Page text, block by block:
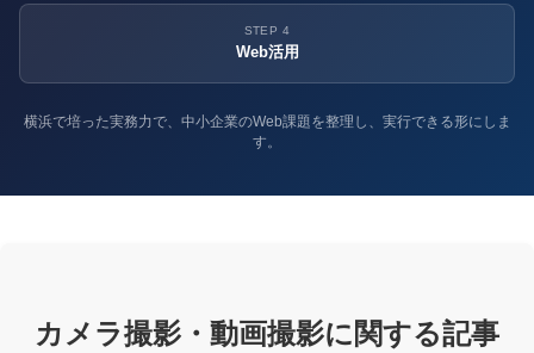
STEP 4
Web活用
横浜で培った実務力で、中小企業のWeb課題を整理し、実行できる形にしま
す。
カメラ撮影・動画撮影に関する記事